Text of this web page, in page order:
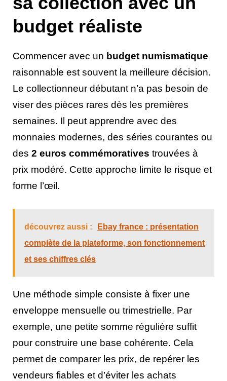
budget réaliste
Commencer avec un budget numismatique
raisonnable est souvent la meilleure décision.
Le collectionneur débutant n’a pas besoin de
viser des pièces rares dès les premières
semaines. Il peut apprendre avec des
monnaies modernes, des séries courantes ou
des 2 euros commémoratives trouvées à
prix modéré. Cette approche limite le risque et
forme l’œil.
découvrez aussi :
Ebay france : présentation
complète de la plateforme, son fonctionnement
et ses chiffres clés
Une méthode simple consiste à fixer une
enveloppe mensuelle ou trimestrielle. Par
exemple, une petite somme régulière suffit
pour construire une base cohérente. Cela
permet de comparer les prix, de repérer les
vendeurs fiables et d’éviter les achats